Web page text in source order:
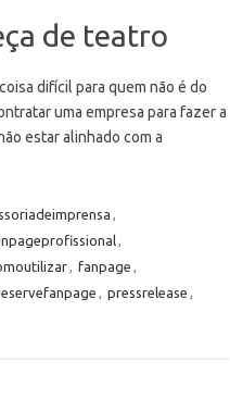
de teatro
difícil para quem não é do
uma empresa para fazer a
estar alinhado com a
,
,
, fanpage ,
, pressrelease ,